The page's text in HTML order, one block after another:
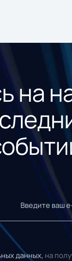
на
данных, на